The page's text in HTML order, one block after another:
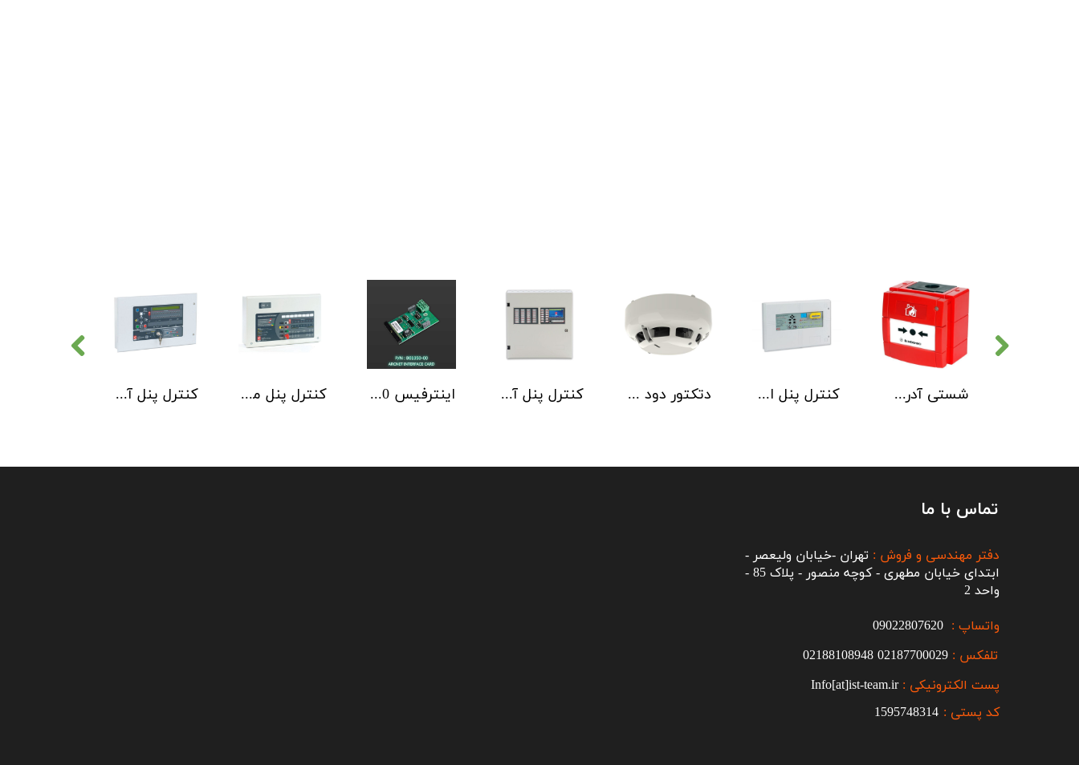
کنترل پنل آدرس پذیر C-TEC سری XFP دو لوپ 32 زون کنترل پنل متعارف C-TEC سری CFP 8 Zone اینترفیس NSC | ArcNET B01350-00 کنترل پنل آدرس پذیر C-TEC سری ZFP یک تا 4 لوپ کابینت استاندارد دتکتور دود آدرس پذیر هوچیکی Hochiki مدل ALN-EN SCI کنترل پنل اطفاء حریق C-TEC EP203 شستی آدرس پذیر ضد آب هوچیکی Hochiki مدل HCP-W SCI
تماس با ما
تلفکس : 02187700029
02188108948
پست الکترونیکی :Info[at]ist-team.ir
واتساپ :
دفتر مهندسی و فروش : تهران -خیابان ولیعصر -
ابتدای خیابان مطهری - کوچه منصور - پلاک 85 -
واحد 2
کد پستی : 1595748314